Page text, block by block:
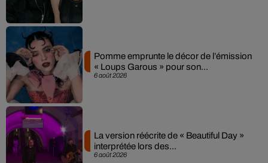
6 août 2026
Pomme emprunte le décor de l’émission
« Loups Garous » pour son...
6 août 2026
La version réécrite de « Beautiful Day »
interprétée lors des...